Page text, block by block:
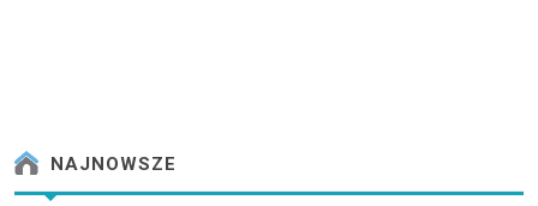
NAJNOWSZE